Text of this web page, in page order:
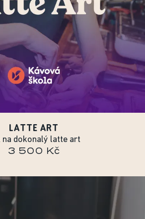
LATTE ART
na dokonalý latte art
3 500 Kč